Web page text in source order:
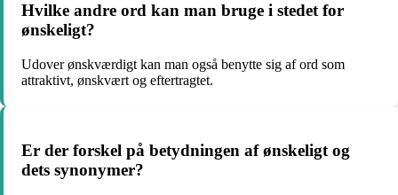
Hvilke andre ord kan man bruge i stedet for
ønskeligt?
Udover ønskværdigt kan man også benytte sig af ord som
attraktivt, ønskvært og eftertragtet.
Er der forskel på betydningen af ønskeligt og
dets synonymer?